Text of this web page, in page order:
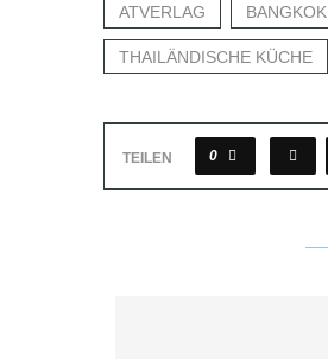
ATVERLAG BANGKOK
THAILÄNDISCHE KÜCHE
TEILEN 0